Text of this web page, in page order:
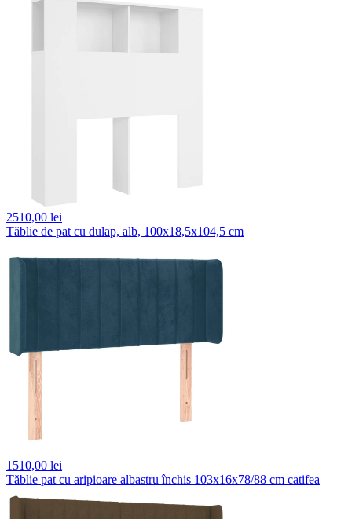
2510,00 lei
Tăblie de pat cu dulap, alb, 100x18,5x104,5 cm
1510,00 lei
Tăblie pat cu aripioare albastru închis 103x16x78/88 cm catifea